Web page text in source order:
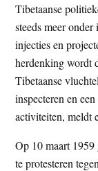
Tibetaanse
steeds meer
injecties en
herdenking wordt
Tibetaanse
inspecteren en
activiteiten, meldt
Op 10 maart
te protesteren